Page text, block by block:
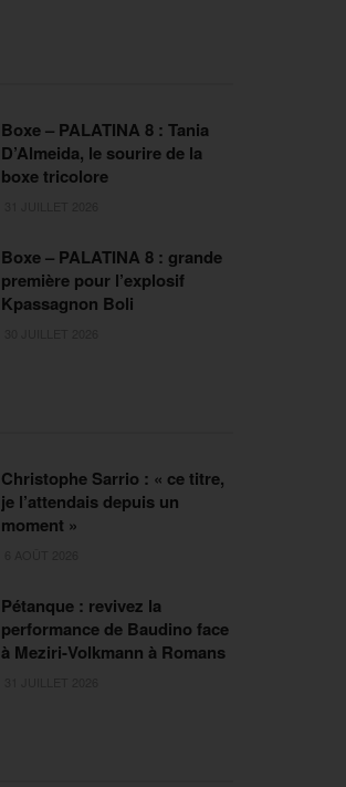
Boxe – PALATINA 8 : Tania
D’Almeida, le sourire de la
boxe tricolore
Boxe – PALATINA 8 : grande
première pour l’explosif
Kpassagnon Boli
Christophe Sarrio : « ce titre,
je l’attendais depuis un
moment »
Pétanque : revivez la
performance de Baudino face
à Meziri-Volkmann à Romans